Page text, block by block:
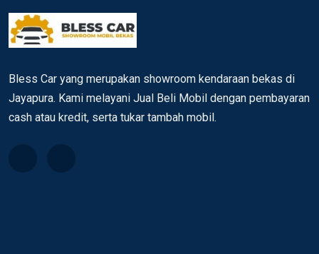
Bless Car yang merupakan showroom kendaraan bekas di
Jayapura. Kami melayani Jual Beli Mobil dengan pembayaran
cash atau kredit, serta tukar tambah mobil.